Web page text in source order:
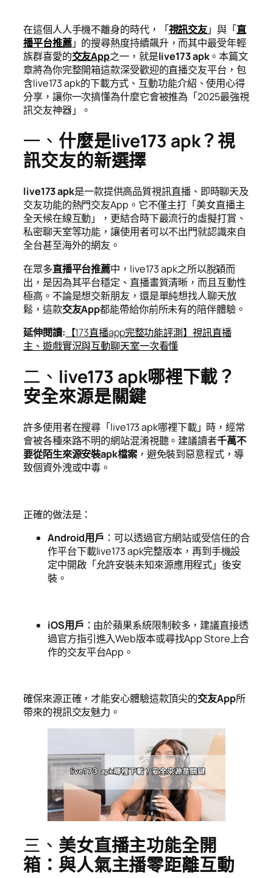
在這個人人手機不離身的時代，「視訊交友」與「直
播平台推薦」的搜尋熱度持續飆升，而其中最受年輕
族群喜愛的交友App之一，就是live173 apk。本篇文
章將為你完整開箱這款深受歡迎的直播交友平台，包
含live173 apk的下載方式、互動功能介紹、使用心得
分享，讓你一次搞懂為什麼它會被推為「2025最強視
訊交友神器」。
一、 什麼是live173 apk？視
訊交友的新選擇
live173 apk是一款提供高品質視訊直播、即時聊天及
交友功能的熱門交友App。它不僅主打「美女直播主
全天候在線互動」，更結合時下最流行的虛擬打賞、
私密聊天室等功能，讓使用者可以不出門就認識來自
全台甚至海外的網友。
在眾多直播平台推薦中，live173 apk之所以脫穎而
出，是因為其平台穩定、直播畫質清晰，而且互動性
極高。不論是想交新朋友，還是單純想找人聊天放
鬆，這款交友App都能帶給你前所未有的陪伴體驗。
延伸閱讀: 【173直播app完整功能評測】視訊直播
主、遊戲實況與互動聊天室一次看懂
二、 live173 apk哪裡下載？
安全來源是關鍵
許多使用者在搜尋「live173 apk哪裡下載」時，經常
會被各種來路不明的網站混淆視聽。建議讀者千萬不
要從陌生來源安裝apk檔案，避免裝到惡意程式，導
致個資外洩或中毒。
正確的做法是：
Android用戶 ：可以透過官方網站或受信任的合
作平台下載live173 apk完整版本，再到手機設
定中開啟「允許安裝未知來源應用程式」後安
裝。
iOS用戶 ：由於蘋果系統限制較多，建議直接透
過官方指引進入Web版本或尋找App Store上合
作的交友平台App。
確保來源正確，才能安心體驗這款頂尖的交友App所
帶來的視訊交友魅力。
三、 美女直播主功能全開
箱：與人氣主播零距離互動